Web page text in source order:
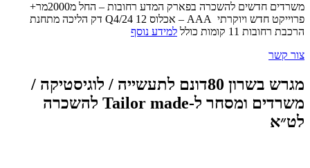
משרדים חדשים להשכרה בפארק המדע רחובות – החל מ2000מר+
פרוייקט חדש ויוקרתי AAA – אכלוס Q4/24 12 דק הליכה מתחנת
הרכבת רחובות 11 קומות כולל
למידע נוסף
צור קשר
מגרש בשרון 80דונם לתעשייה / לוגיסטיקה /
משרדים ומסחר ל-Tailor made להשכרה
לט״א